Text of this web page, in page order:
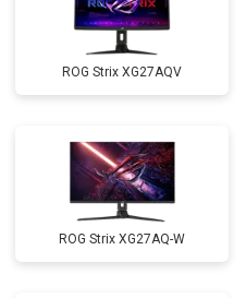
ROG Strix XG27AQV
ROG Strix XG27AQ-W